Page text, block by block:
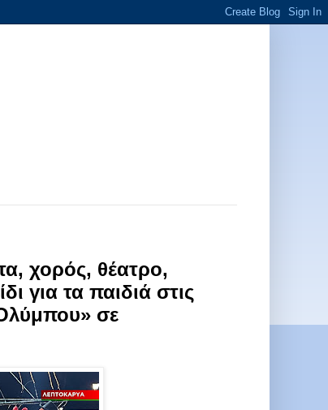
χορός, θέατρο,
για τα παιδιά στις
σε